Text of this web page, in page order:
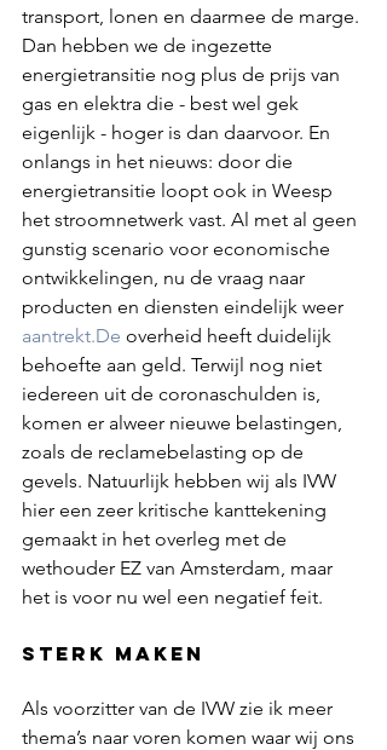
transport, lonen en daarmee de marge.
Dan hebben we de ingezette
energietransitie nog plus de prijs van
gas en elektra die - best wel gek
eigenlijk - hoger is dan daarvoor. En
onlangs in het nieuws: door die
energietransitie loopt ook in Weesp
het stroomnetwerk vast. Al met al geen
gunstig scenario voor economische
ontwikkelingen, nu de vraag naar
producten en diensten eindelijk weer
aantrekt.De overheid heeft duidelijk
behoefte aan geld. Terwijl nog niet
iedereen uit de coronaschulden is,
komen er alweer nieuwe belastingen,
zoals de reclamebelasting op de
gevels. Natuurlijk hebben wij als IVW
hier een zeer kritische kanttekening
gemaakt in het overleg met de
wethouder EZ van Amsterdam, maar
het is voor nu wel een negatief feit.
Sterk maken
Als voorzitter van de IVW zie ik meer
thema’s naar voren komen waar wij ons